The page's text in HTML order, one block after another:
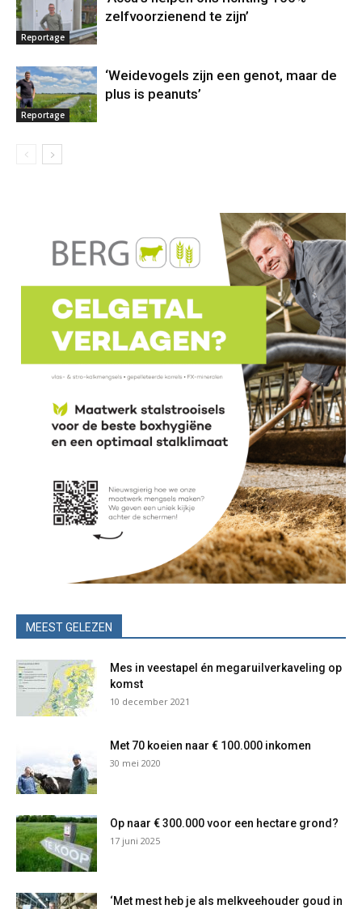
Reportage
zelfvoorzienend te zijn’
Reportage
‘Weidevogels zijn een genot, maar de
plus is peanuts’
MEEST GELEZEN
Mes in veestapel én megaruilverkaveling op
komst
10 december 2021
Met 70 koeien naar € 100.000 inkomen
30 mei 2020
Op naar € 300.000 voor een hectare grond?
17 juni 2025
‘Met mest heb je als melkveehouder goud in